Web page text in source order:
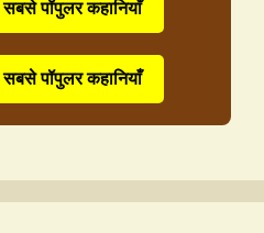
पॉपुलर कहानियाँ
पॉपुलर कहानियाँ